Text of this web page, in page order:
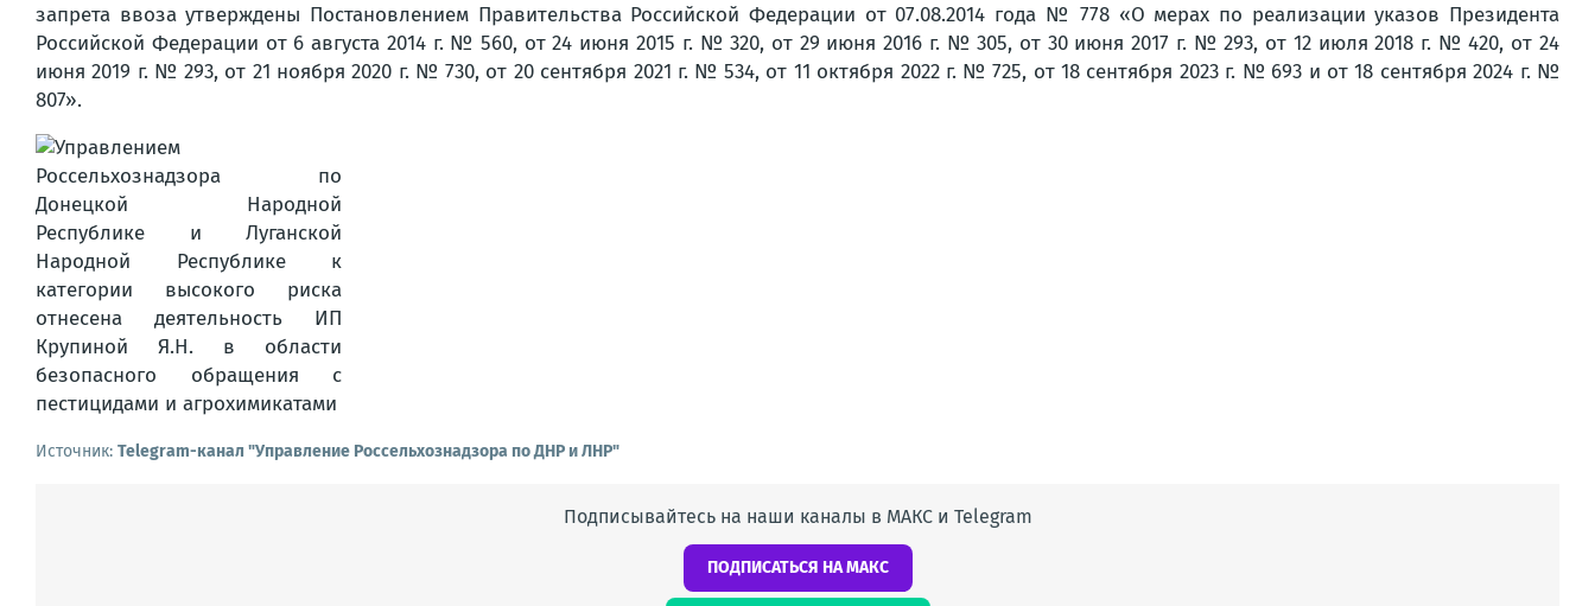
запрета ввоза утверждены Постановлением Правительства Российской Федерации от 07.08.2014 года № 778 «О мерах по реализации указов Президента
Российской Федерации от 6 августа 2014 г. № 560, от 24 июня 2015 г. № 320, от 29 июня 2016 г. № 305, от 30 июня 2017 г. № 293, от 12 июля 2018 г. № 420, от 24
июня 2019 г. № 293, от 21 ноября 2020 г. № 730, от 20 сентября 2021 г. № 534, от 11 октября 2022 г. № 725, от 18 сентября 2023 г. № 693 и от 18 сентября 2024 г. №
807».
Источник: Telegram-канал "Управление Россельхознадзора по ДНР и ЛНР"
Подписывайтесь на наши каналы в МАКС и Telegram
ПОДПИСАТЬСЯ НА МАКС